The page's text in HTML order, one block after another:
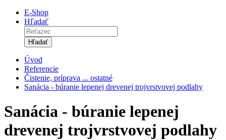
E-Shop
Hľadať
Úvod
Referencie
Čistenie, príprava ... ostatné
Sanácia - búranie lepenej drevenej trojvrstvovej podlahy
Sanácia - búranie lepenej
drevenej trojvrstvovej podlahy